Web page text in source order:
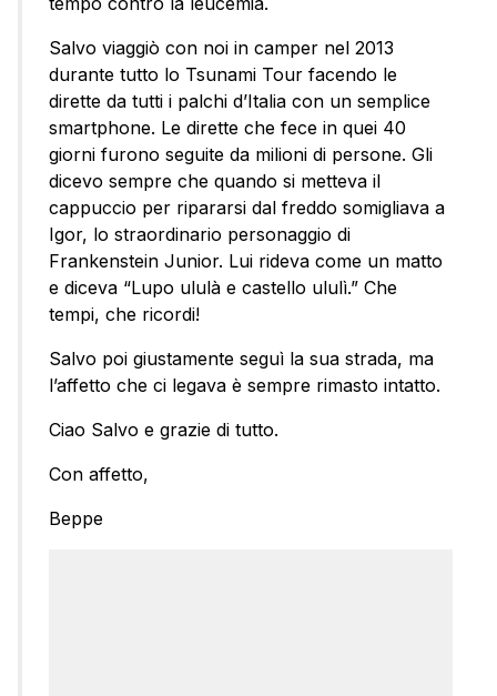
Salvo viaggiò con noi in camper nel 2013
durante tutto lo Tsunami Tour facendo le
dirette da tutti i palchi d’Italia con un semplice
smartphone. Le dirette che fece in quei 40
giorni furono seguite da milioni di persone. Gli
dicevo sempre che quando si metteva il
cappuccio per ripararsi dal freddo somigliava a
Igor, lo straordinario personaggio di
Frankenstein Junior. Lui rideva come un matto
e diceva “Lupo ululà e castello ululì.” Che
tempi, che ricordi!
Salvo poi giustamente seguì la sua strada, ma
l’affetto che ci legava è sempre rimasto intatto.
Ciao Salvo e grazie di tutto.
Con affetto,
Beppe